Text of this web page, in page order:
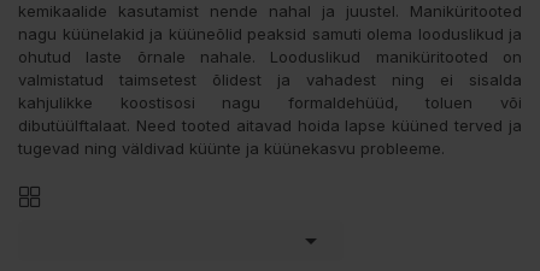
kemikaalide kasutamist nende nahal ja juustel. Maniküritooted
nagu küünelakid ja küüneõlid peaksid samuti olema looduslikud ja
ohutud laste õrnale nahale. Looduslikud maniküritooted on
valmistatud taimsetest õlidest ja vahadest ning ei sisalda
kahjulikke koostisosi nagu formaldehüüd, toluen või
dibutüülftalaat. Need tooted aitavad hoida lapse küüned terved ja
tugevad ning väldivad küünte ja küünekasvu probleeme.
